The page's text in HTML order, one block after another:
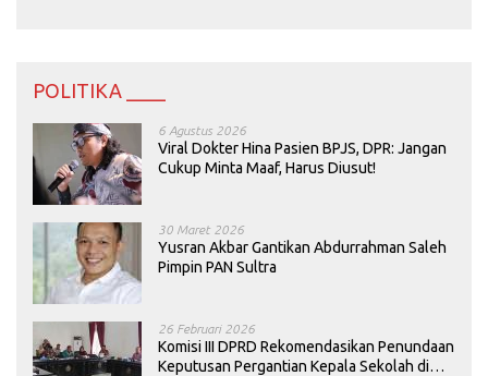
POLITIKA ____
6 Agustus 2026
Viral Dokter Hina Pasien BPJS, DPR: Jangan
Cukup Minta Maaf, Harus Diusut!
30 Maret 2026
Yusran Akbar Gantikan Abdurrahman Saleh
Pimpin PAN Sultra
26 Februari 2026
Komisi III DPRD Rekomendasikan Penundaan
Keputusan Pergantian Kepala Sekolah di